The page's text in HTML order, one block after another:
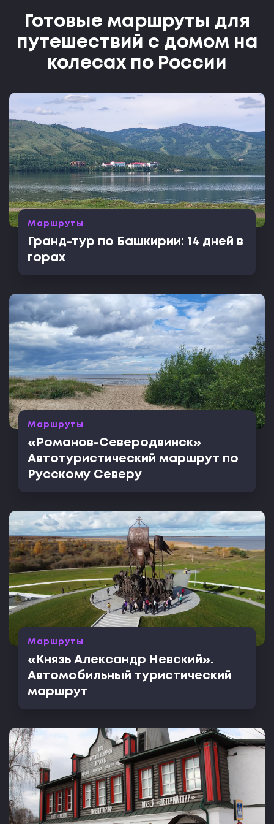
Готовые маршруты для
путешествий с домом на
колесах по России
Маршруты
Гранд-тур по Башкирии: 14 дней в
горах
Маршруты
«Романов-Северодвинск»
Автотуристический маршрут по
Русскому Северу
Маршруты
«Князь Александр Невский».
Автомобильный туристический
маршрут